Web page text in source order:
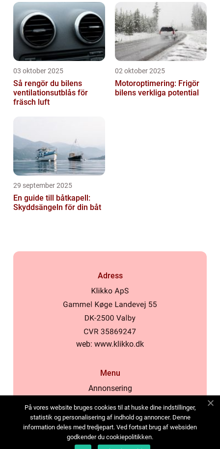
03 oktober 2025
Så rengör du bilens
ventilationsutblås för
fräsch luft
02 oktober 2025
Motoroptimering: Frigör
bilens verkliga potential
29 september 2025
En guide till båtkapell:
Skyddsängeln för din båt
Adress
web: www.klikko.dk
Menu
Annonsering
Cookies
Kontakta oss
Sitemap
På vores website bruges cookies til at huske dine indstillinger,
statistik og personalisering af indhold og annoncer. Denne
information deles med tredjepart. Ved fortsat brug af websiden
godkender du cookiepolitikken.